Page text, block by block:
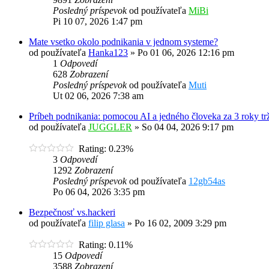
Posledný príspevokod používateľa MiBi
Pi 10 07, 2026 1:47 pm
Mate vsetko okolo podnikania v jednom systeme?
od používateľa Hanka123 » Po 01 06, 2026 12:16 pm
1 Odpovedí
628 Zobrazení
Posledný príspevokod používateľa Muti
Ut 02 06, 2026 7:38 am
Príbeh podnikania: pomocou AI a jedného človeka za 3 roky
od používateľa JUGGLER » So 04 04, 2026 9:17 pm
Rating: 0.23%
3 Odpovedí
1292 Zobrazení
Posledný príspevokod používateľa 12gb54as
Po 06 04, 2026 3:35 pm
Bezpečnosť vs.hackeri
od používateľa filip glasa » Po 16 02, 2009 3:29 pm
Rating: 0.11%
15 Odpovedí
3588 Zobrazení